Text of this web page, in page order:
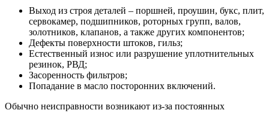
Выход из строя деталей – поршней, проушин, букс, плит,
сервокамер, подшипников, роторных групп, валов,
золотников, клапанов, а также других компонентов;
Дефекты поверхности штоков, гильз;
Естественный износ или разрушение уплотнительных
резинок, РВД;
Засоренность фильтров;
Попадание в масло посторонних включений.
Обычно неисправности возникают из-за постоянных